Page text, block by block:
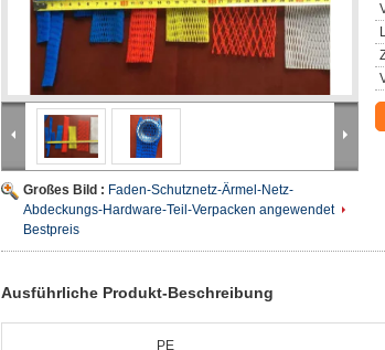
Großes Bild : Faden-Schutznetz-Ärmel-Netz-
Abdeckungs-Hardware-Teil-Verpacken angewendet
Bestpreis
Ausführliche Produkt-Beschreibung
PE